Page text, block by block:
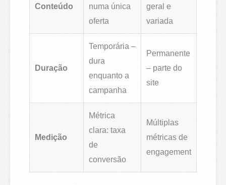
Conteúdo
numa única
oferta
geral e
variada
Duração
Temporária –
dura
enquanto a
campanha
Permanente
– parte do
site
Medição
Métrica
clara: taxa
de
conversão
Múltiplas
métricas de
engagement